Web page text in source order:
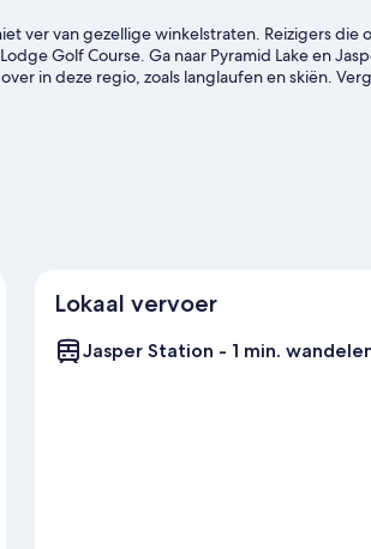
ver van gezellige winkelstraten. Reizigers die
Golf Course. Ga naar Pyramid Lake en
in deze regio, zoals langlaufen en skiën.
Lokaal vervoer
Jasper Station - 1 min.